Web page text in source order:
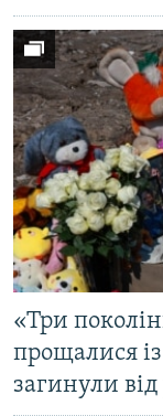
«Три
прощалися
загинули